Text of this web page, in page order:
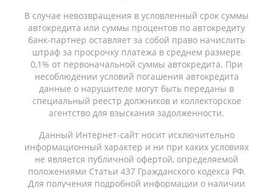
В случае невозвращения в условленный срок суммы
автокредита или суммы процентов по автокредиту
банк-партнер оставляет за собой право начислить
штраф за просрочку платежа в среднем размере
0,1% от первоначальной суммы автокредита. При
несоблюдении условий погашения автокредита
данные о нарушителе могут быть переданы в
специальный реестр должников и коллекторское
агентство для взыскания задолженности.
Данный Интернет-сайт носит исключительно
информационный характер и ни при каких условиях
не является публичной офертой, определяемой
положениями Статьи 437 Гражданского кодекса РФ.
Для получения подробной информации о наличии